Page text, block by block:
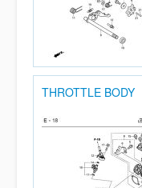
THROTTLE BODY